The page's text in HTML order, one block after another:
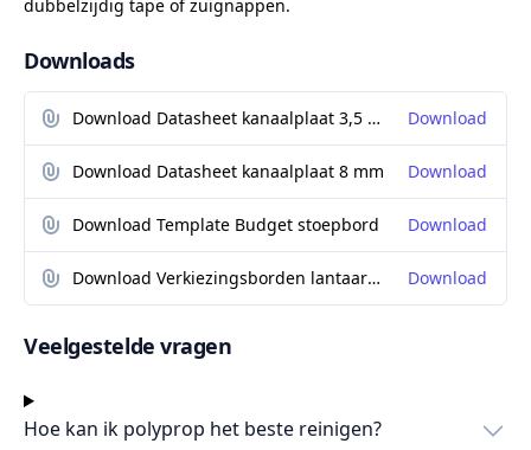
dubbelzijdig tape of zuignappen.
Downloads
Download Datasheet kanaalplaat 3,5 mm Download
Download Datasheet kanaalplaat 8 mm Download
Download Template Budget stoepbord Download
Download Verkiezingsborden lantaarnpaal Download
Veelgestelde vragen
Hoe kan ik polyprop het beste reinigen?